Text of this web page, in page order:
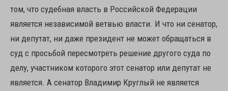
том, что судебная власть в Российской Федерации
является независимой ветвью власти. И что ни сенатор,
ни депутат, ни даже президент не может обращаться в
суд с просьбой пересмотреть решение другого суда по
делу, участником которого этот сенатор или депутат не
является. А сенатор Владимир Круглый не является